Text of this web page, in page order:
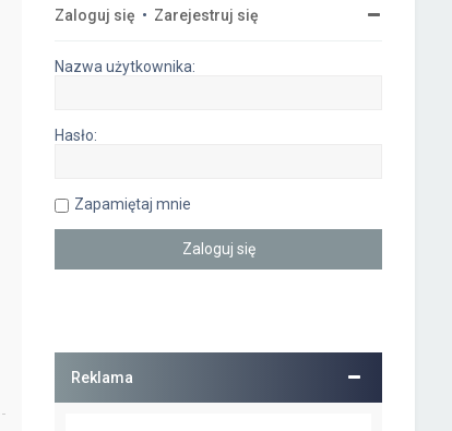
Zaloguj się • Zarejestruj się
Nazwa użytkownika:
Hasło:
Zapamiętaj mnie
Reklama